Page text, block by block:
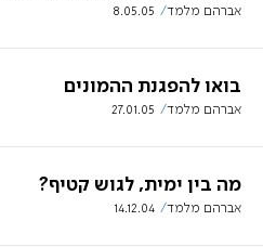
אברהם מלמד 8.05.05
בואו להפגנת ההמונים
אברהם מלמד 27.01.05
מה בין ימית, לגוש קטיף?
אברהם מלמד 14.12.04